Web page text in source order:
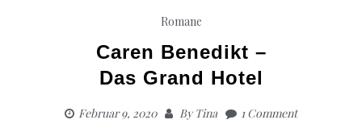
Romane
Caren Benedikt –
Das Grand Hotel
Februar 9, 2020 ByTina 1 Comment